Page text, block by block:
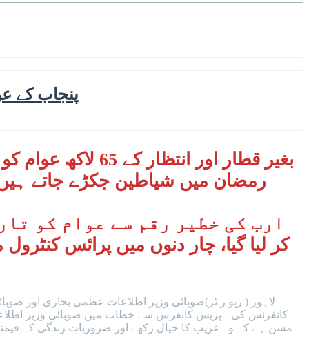
پنجاب کے
بغیر قطار اور انتظار کے 65 لاکھ عوام کو انکی دہلیز پر نگہبان پیکیج کے ذریعے راشن مہیا کیا جا رہا ہے‘وزیر اطلاعات پنجاب
رمضان میں شیاطین جکڑے جاتے
لاہور ( رپو ر ٹر)صوبائی وزیر اطلاعات عظمی بخاری اور
کانفرنس کی۔ پریس کانفرس سے خطاب میں صوبائی وزیر
مشن ہے کہ وہ غریب کا خیال رکھے اور ضروریات زندگی کہ